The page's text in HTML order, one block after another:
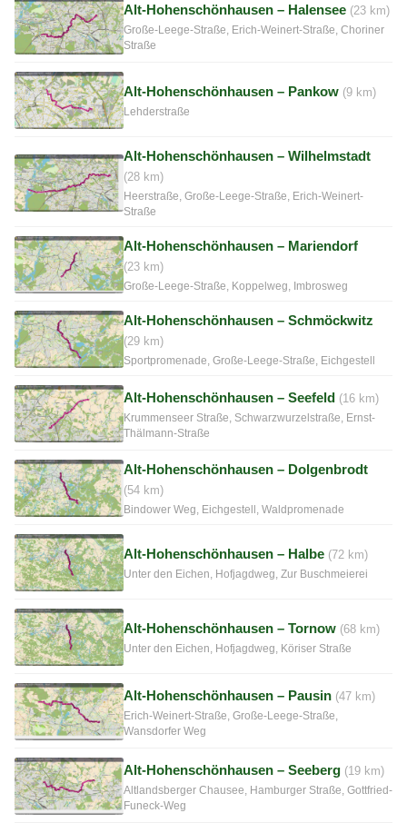
Alt-Hohenschönhausen – Halensee (23 km)
Große-Leege-Straße, Erich-Weinert-Straße, Choriner
Straße
Alt-Hohenschönhausen – Pankow (9 km)
Lehderstraße
Alt-Hohenschönhausen – Wilhelmstadt
(28 km)
Heerstraße, Große-Leege-Straße, Erich-Weinert-
Straße
Alt-Hohenschönhausen – Mariendorf
(23 km)
Große-Leege-Straße, Koppelweg, Imbrosweg
Alt-Hohenschönhausen – Schmöckwitz
(29 km)
Sportpromenade, Große-Leege-Straße, Eichgestell
Alt-Hohenschönhausen – Seefeld (16 km)
Krummenseer Straße, Schwarzwurzelstraße, Ernst-
Thälmann-Straße
Alt-Hohenschönhausen – Dolgenbrodt
(54 km)
Bindower Weg, Eichgestell, Waldpromenade
Alt-Hohenschönhausen – Halbe (72 km)
Unter den Eichen, Hofjagdweg, Zur Buschmeierei
Alt-Hohenschönhausen – Tornow (68 km)
Unter den Eichen, Hofjagdweg, Köriser Straße
Alt-Hohenschönhausen – Pausin (47 km)
Erich-Weinert-Straße, Große-Leege-Straße,
Wansdorfer Weg
Alt-Hohenschönhausen – Seeberg (19 km)
Altlandsberger Chausee, Hamburger Straße, Gottfried-
Funeck-Weg